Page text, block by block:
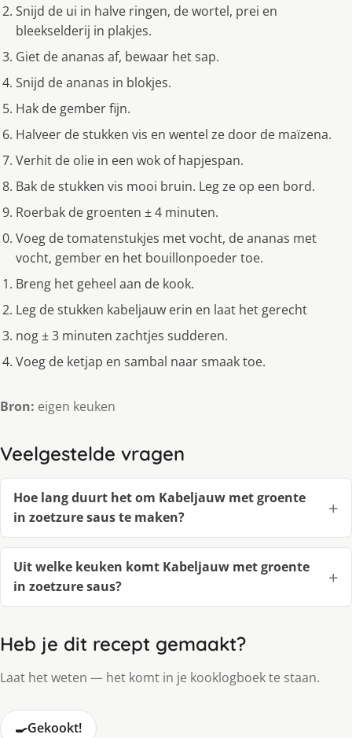
Snijd de ui in halve ringen, de wortel, prei en
bleekselderij in plakjes.
Giet de ananas af, bewaar het sap.
Snijd de ananas in blokjes.
Hak de gember fijn.
Halveer de stukken vis en wentel ze door de maïzena.
Verhit de olie in een wok of hapjespan.
Bak de stukken vis mooi bruin. Leg ze op een bord.
Roerbak de groenten ± 4 minuten.
Voeg de tomatenstukjes met vocht, de ananas met
vocht, gember en het bouillonpoeder toe.
Breng het geheel aan de kook.
Leg de stukken kabeljauw erin en laat het gerecht
nog ± 3 minuten zachtjes sudderen.
Voeg de ketjap en sambal naar smaak toe.
Bron: eigen keuken
Veelgestelde vragen
Hoe lang duurt het om Kabeljauw met groente
in zoetzure saus te maken?
Uit welke keuken komt Kabeljauw met groente
in zoetzure saus?
Heb je dit recept gemaakt?
Laat het weten — het komt in je kooklogboek te staan.
🍳Gekookt!